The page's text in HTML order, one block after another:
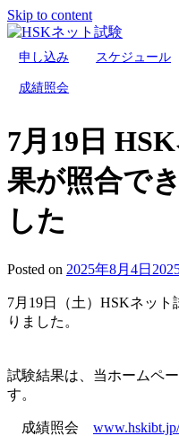
Skip to content
HSKネット試験
申し込み スケジュール
成績照会
7月19日
果が照合で
した
Posted on 2025年8月4日
7月19日（土）HSKネッ
りました。
試験結果は、当ホームペ
す。
成績照会